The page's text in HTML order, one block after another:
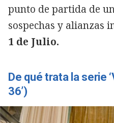
punto de partida de
sospechas y alianzas
1 de Julio.
De qué trata la serie
36’)